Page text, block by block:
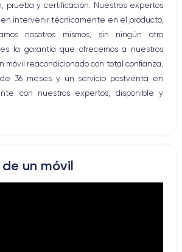
Carga rápida
Si, mínimo 20W
Doble SIM
Desbloqueado
Si, todos los oper.
prueba y certificación. Nuestros expertos
en intervenir técnicamente en el producto,
nosotros mismos, sin ningún otro
es la garantía que ofrecemos a nuestros
móvil reacondicionado con total confianza,
36 meses y un servicio postventa en
con nuestros expertos, disponible y
un móvil